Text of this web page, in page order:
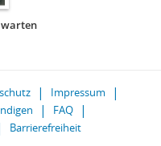
warten
Impressum
FAQ
Barrierefreiheit